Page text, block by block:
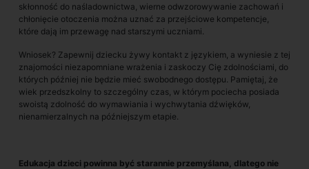
skłonność do naśladownictwa, wierne odwzorowywanie zachowań i
chłonięcie otoczenia można uznać za przejściowe kompetencje,
które dają im przewagę nad starszymi uczniami.
Wniosek? Zapewnij dziecku żywy kontakt z językiem, a wyniesie z tej
znajomości niezapomniane wrażenia i zaskoczy Cię zdolnościami, do
których później nie będzie mieć swobodnego dostępu. Pamiętaj, że
wiek przedszkolny to szczególny czas, w którym pociecha posiada
swoistą zdolność do wymawiania i wychwytania dźwięków,
nienamierzalnych na późniejszym etapie.
Edukacja dzieci powinna być starannie przemyślana, dlatego nie